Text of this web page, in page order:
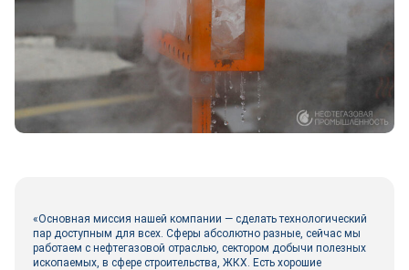
«Основная миссия нашей компании ― сделать технологический
пар доступным для всех. Сферы абсолютно разные, сейчас мы
работаем с нефтегазовой отраслью, сектором добычи полезных
ископаемых, в сфере строительства, ЖКХ. Есть хорошие